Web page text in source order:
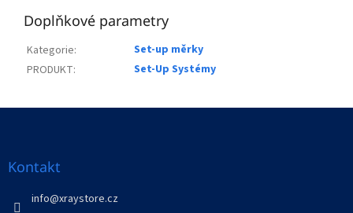
Doplňkové parametry
Kategorie:
Set-up měrky
PRODUKT: Set-Up Systémy
Kontakt
info@xraystore.cz